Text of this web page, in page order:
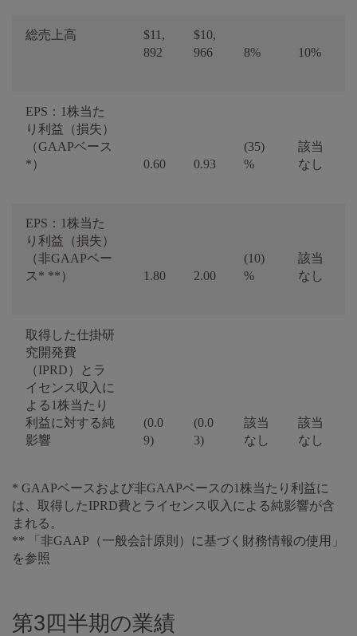
総売上高
$11,
892
$10,
966
8% 10%
EPS：1株当た
り利益（損失）
（GAAPベース
*）
0.60 0.93
(35)
%
該当
なし
EPS：1株当た
り利益（損失）
（非GAAPベー
ス* **）
1.80 2.00
(10)
%
該当
なし
取得した仕掛研
究開発費
（IPRD）とラ
イセンス収入に
よる1株当たり
利益に対する純
影響
(0.0
9)
(0.0
3)
該当
なし
該当
なし
* GAAPベースおよび非GAAPベースの1株当たり利益に
は、取得したIPRD費とライセンス収入による純影響が含
まれる。
** 「非GAAP（一般会計原則）に基づく財務情報の使用」
を参照
第3四半期の業績